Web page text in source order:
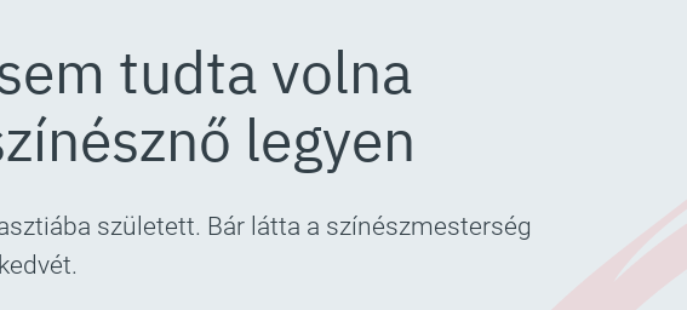
tudta volna
legyen
született. Bár látta a színészmesterség